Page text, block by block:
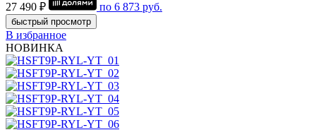
27 490 ₽
по 6 873 руб.
быстрый просмотр
В избранное
НОВИНКА